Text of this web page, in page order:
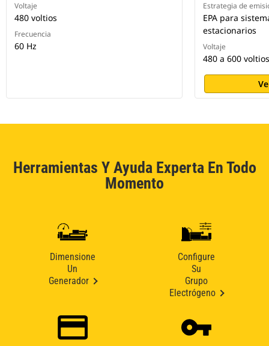
Voltaje
480 voltios
Frecuencia
60 Hz
Estrategia de
EPA para
estacionarios
Voltaje
480 a 600 voltios
Herramientas Y Ayuda Experta En Todo
Momento
Dimensione
Un
Generador
Configure
Su
Grupo
Electrógeno